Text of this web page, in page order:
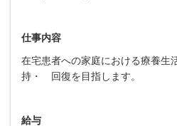
仕事内容
在宅患者への家庭における療養生
持・ 回復を目指します。
給与